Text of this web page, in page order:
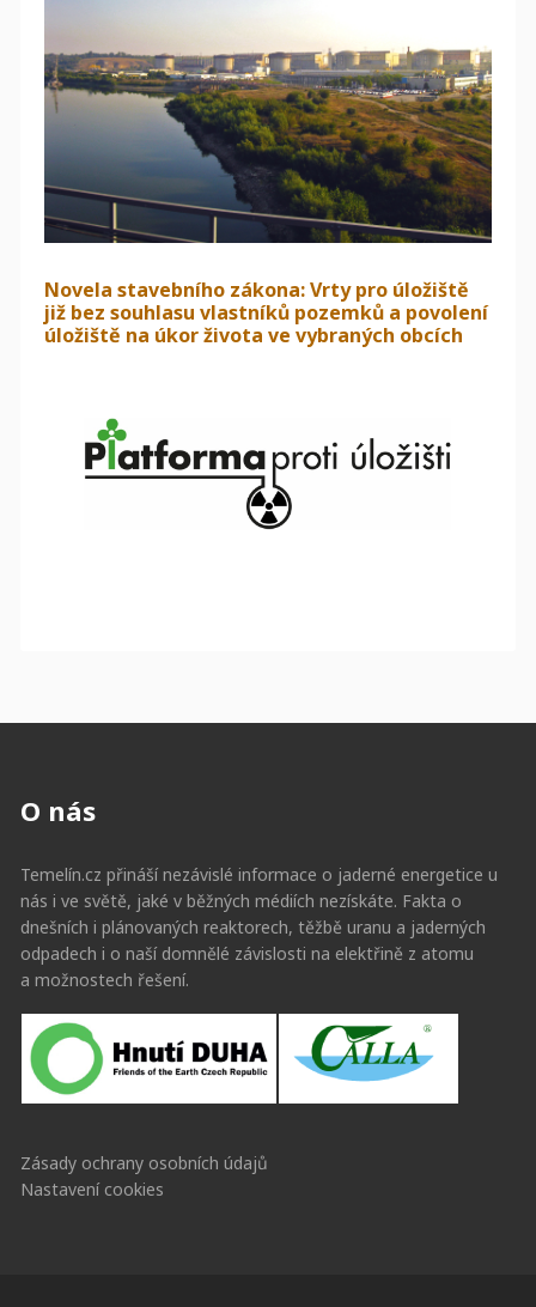
Novela stavebního zákona: Vrty pro úložiště
již bez souhlasu vlastníků pozemků a povolení
úložiště na úkor života ve vybraných obcích
O nás
Temelín.cz přináší nezávislé informace o jaderné energetice u
nás i ve světě, jaké v běžných médiích nezískáte. Fakta o
dnešních i plánovaných reaktorech, těžbě uranu a jaderných
odpadech i o naší domnělé závislosti na elektřině z atomu
a možnostech řešení.
Zásady ochrany osobních údajů
Nastavení cookies